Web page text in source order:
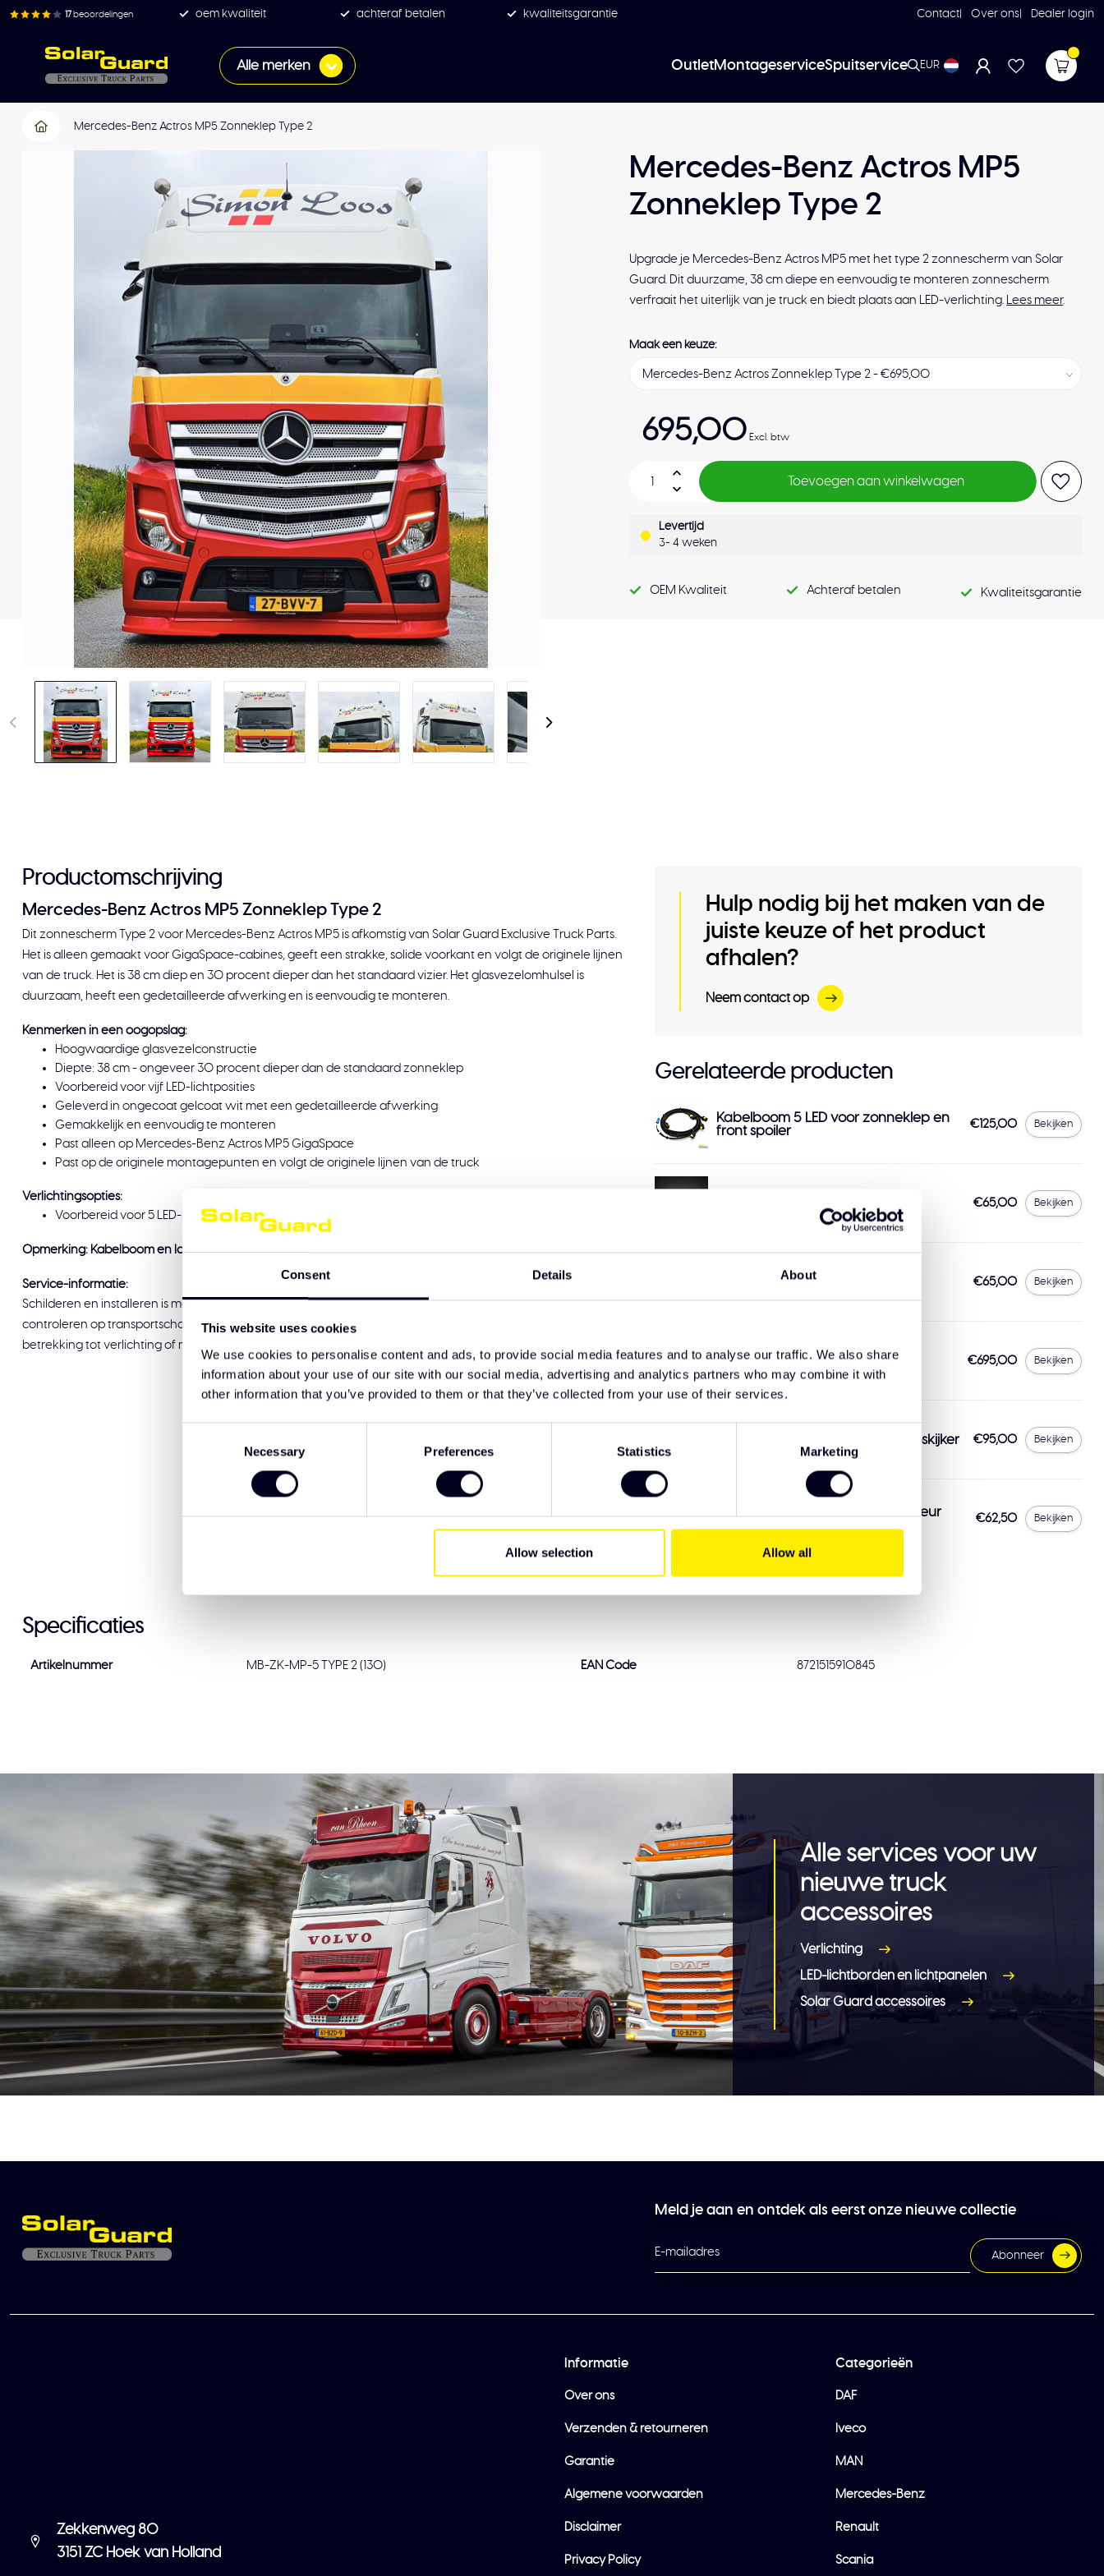
Consent Details About
This website uses cookies
We use cookies to personalise content and ads, to provide social media features and to analyse our traffic. We also share
information about your use of our site with our social media, advertising and analytics partners who may combine it with
other information that you’ve provided to them or that they’ve collected from your use of their services.
Necessary Preferences Statistics Marketing
Allow selection Allow all
17 beoordelingen oem kwaliteit achteraf betalen kwaliteitsgarantie Contact Over ons Dealer login
Alle merken OutletMontageserviceSpuitservice EUR
Mercedes-Benz Actros MP5 Zonneklep Type 2
Mercedes-Benz Actros MP5
Zonneklep Type 2
Upgrade je Mercedes-Benz Actros MP5 met het type 2 zonnescherm van Solar
Guard. Dit duurzame, 38 cm diepe en eenvoudig te monteren zonnescherm
verfraait het uiterlijk van je truck en biedt plaats aan LED-verlichting. Lees meer.
Maak een keuze:
695,00 Excl. btw
Toevoegen aan winkelwagen
Levertijd
3- 4 weken
OEM Kwaliteit Achteraf betalen Kwaliteitsgarantie
Productomschrijving
Mercedes-Benz Actros MP5 Zonneklep Type 2
Dit zonnescherm Type 2 voor Mercedes-Benz Actros MP5 is afkomstig van Solar Guard Exclusive Truck Parts.
Het is alleen gemaakt voor GigaSpace-cabines, geeft een strakke, solide voorkant en volgt de originele lijnen
van de truck. Het is 38 cm diep en 30 procent dieper dan het standaard vizier. Het glasvezelomhulsel is
duurzaam, heeft een gedetailleerde afwerking en is eenvoudig te monteren.
Kenmerken in een oogopslag:
Hoogwaardige glasvezelconstructie
Diepte: 38 cm - ongeveer 30 procent dieper dan de standaard zonneklep
Voorbereid voor vijf LED-lichtposities
Geleverd in ongecoat gelcoat wit met een gedetailleerde afwerking
Gemakkelijk en eenvoudig te monteren
Past alleen op Mercedes-Benz Actros MP5 GigaSpace
Past op de originele montagepunten en volgt de originele lijnen van de truck
Verlichtingsopties:
Voorbereid voor 5 LED-lichtposities
Opmerking: Kabelboom en lampen moeten apart worden besteld.
Service-informatie:
Schilderen en installeren is mogelijk bij Solar Guard Exclusive Truck Parts. We raden u aan het product te
controleren op transportschade voordat u tekent voor aflevering. Als u specifieke wensen hebt met
betrekking tot verlichting of montage, staat ons team graag voor u klaar.
Hulp nodig bij het maken van de
juiste keuze of het product
afhalen?
Neem contact op
Gerelateerde producten
Kabelboom 5 LED voor zonneklep en
front spoiler
€125,00 Bekijken
€65,00 Bekijken
SolarGuard wit LED licht €65,00 Bekijken
Mercedes-Benz Actros MP5
Voorspoiler
€695,00 Bekijken
Mercedes-Benz Actros MP5 Booskijker €95,00 Bekijken
Ledson Optoline NG+ dubbele kleur
€62,50 Bekijken
Specificaties
Artikelnummer MB-ZK-MP-5 TYPE 2 (130) EAN Code 8721515910845
Alle services voor uw
nieuwe truck
accessoires
Verlichting
LED-lichtborden en lichtpanelen
Solar Guard accessoires
Meld je aan en ontdek als eerst onze nieuwe collectie
Abonneer
Zekkenweg 80
3151 ZC Hoek van Holland
Informatie
Over ons
Verzenden & retourneren
Garantie
Algemene voorwaarden
Disclaimer
Privacy Policy
Categorieën
DAF
Iveco
MAN
Mercedes-Benz
Renault
Scania